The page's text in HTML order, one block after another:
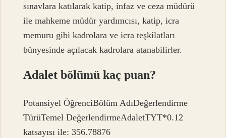
sınavlara katılarak katip, infaz ve ceza müdürü
ile mahkeme müdür yardımcısı, katip, icra
memuru gibi kadrolara ve icra teşkilatları
bünyesinde açılacak kadrolara atanabilirler.
Adalet bölümü kaç puan?
Potansiyel ÖğrenciBölüm AdıDeğerlendirme
TürüTemel DeğerlendirmeAdaletTYT*0.12
katsayısı ile: 356.78876